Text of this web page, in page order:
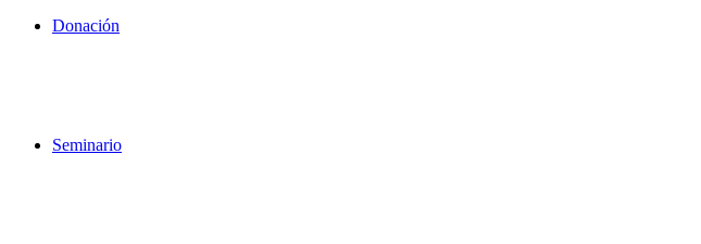
Donación
Seminario